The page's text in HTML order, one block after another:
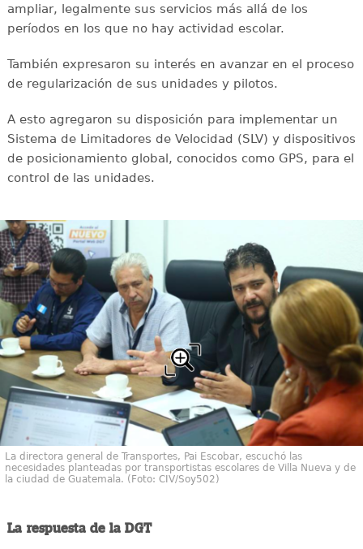
ampliar, legalmente sus servicios más allá de los
períodos en los que no hay actividad escolar.
También expresaron su interés en avanzar en el proceso
de regularización de sus unidades y pilotos.
A esto agregaron su disposición para implementar un
Sistema de Limitadores de Velocidad (SLV) y dispositivos
de posicionamiento global, conocidos como GPS, para el
control de las unidades.
La directora general de Transportes, Pai Escobar, escuchó las
necesidades planteadas por transportistas escolares de Villa Nueva y de
la ciudad de Guatemala. (Foto: CIV/Soy502)
La respuesta de la DGT